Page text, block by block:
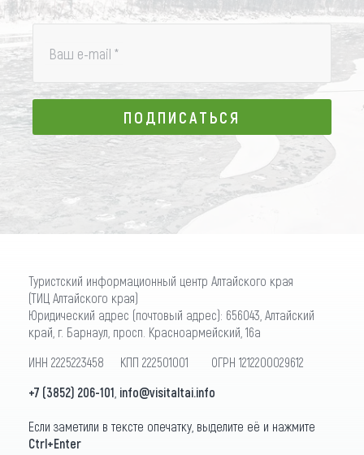
Ваш e-mail *
ПОДПИСАТЬСЯ
ПОДПИСАТЬСЯ
Туристский информационный центр Алтайского края
(ТИЦ Алтайского края)
Юридический адрес (почтовый адрес): 656043, Алтайский
край, г. Барнаул, просп. Красноармейский, 16а
ИНН 2225223458 КПП 222501001 ОГРН 1212200029612
+7 (3852) 206-101 info@visitaltai.info
Если заметили в тексте опечатку, выделите её и нажмите
Ctrl+Enter